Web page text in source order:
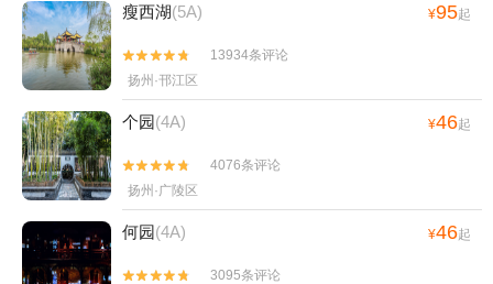
瘦西湖(5A) ¥95起


13934条评论
扬州·邗江区
个园(4A) ¥46起


4076条评论
扬州·广陵区
何园(4A) ¥46起


3095条评论